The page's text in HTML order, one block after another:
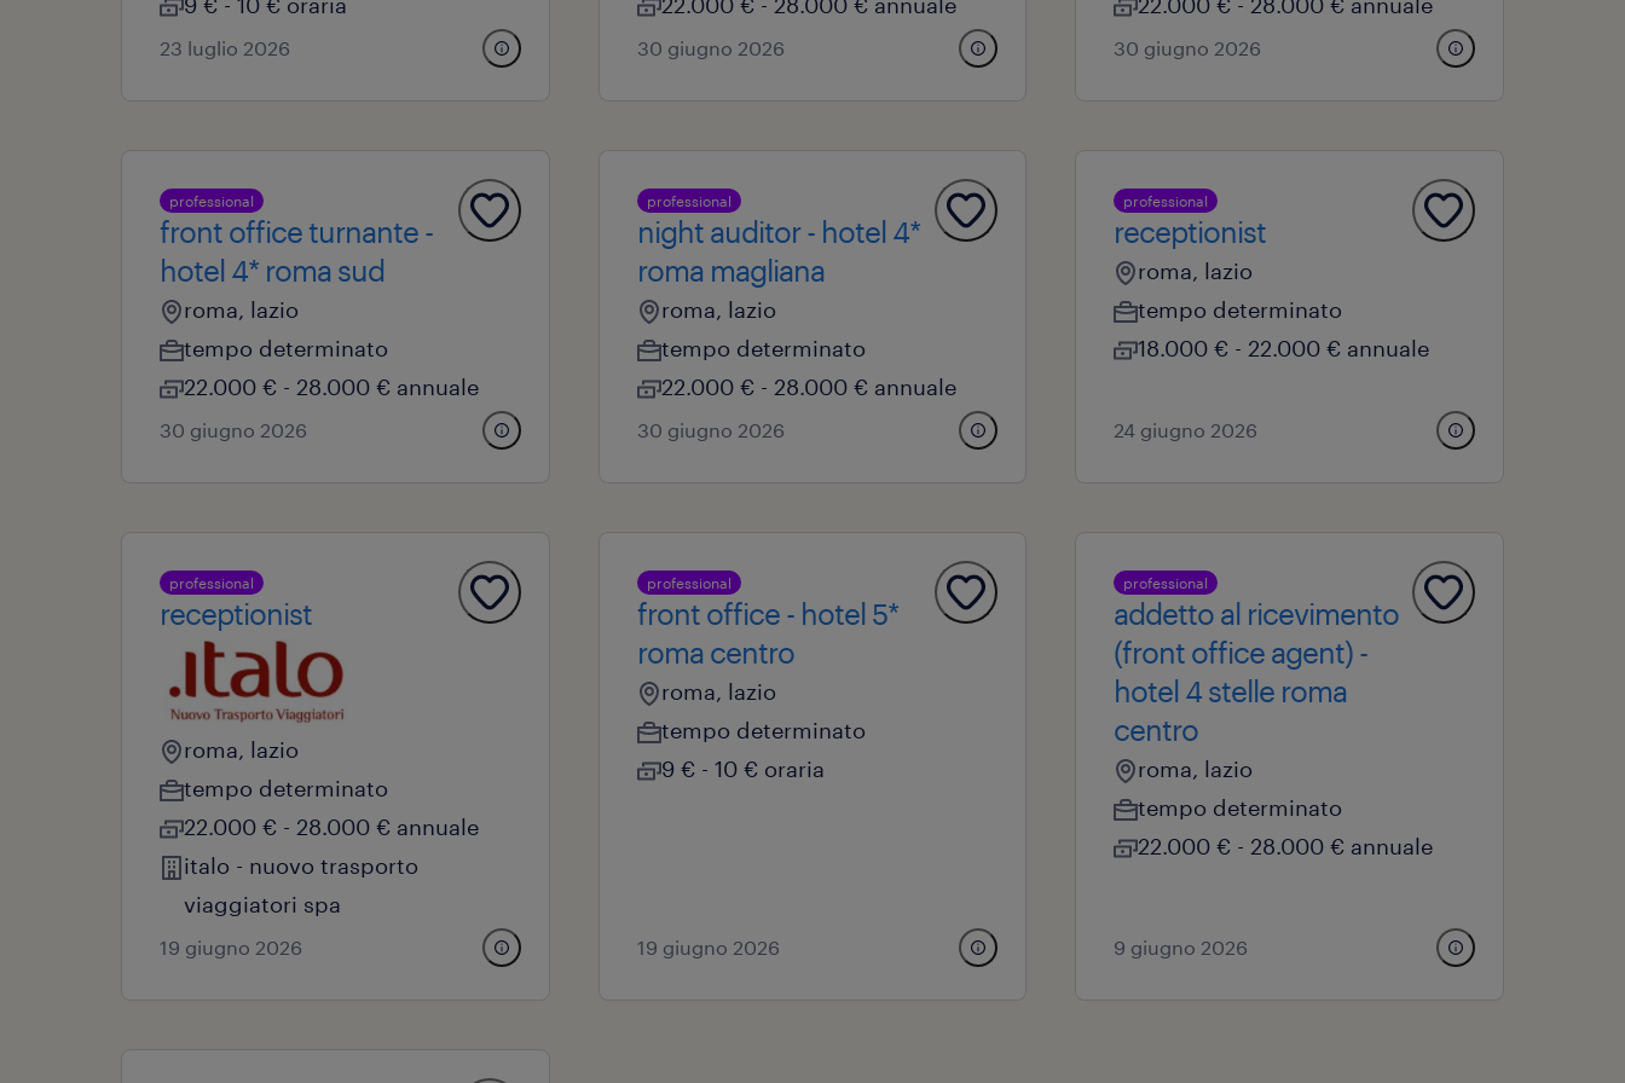
23 luglio 2026 30 giugno 2026 30 giugno 2026
professional
front office turnante -
hotel 4* roma sud
roma, lazio
tempo determinato
22.000 € - 28.000 € annuale
30 giugno 2026
professional
night auditor - hotel 4*
roma magliana
roma, lazio
tempo determinato
22.000 € - 28.000 € annuale
30 giugno 2026
professional
receptionist
roma, lazio
tempo determinato
18.000 € - 22.000 € annuale
24 giugno 2026
professional
receptionist
roma, lazio
tempo determinato
22.000 € - 28.000 € annuale
italo - nuovo trasporto
viaggiatori spa
19 giugno 2026
professional
front office - hotel 5*
roma centro
roma, lazio
tempo determinato
9 € - 10 € oraria
19 giugno 2026
professional
addetto al ricevimento
(front office agent) -
hotel 4 stelle roma
centro
roma, lazio
tempo determinato
22.000 € - 28.000 € annuale
9 giugno 2026